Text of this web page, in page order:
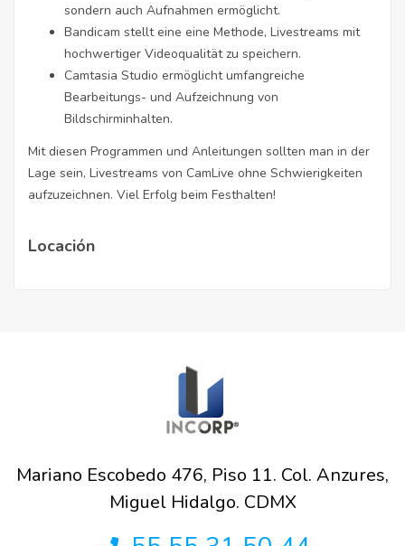
sondern auch Aufnahmen ermöglicht.
Bandicam stellt eine eine Methode, Livestreams mit
hochwertiger Videoqualität zu speichern.
Camtasia Studio ermöglicht umfangreiche
Bearbeitungs- und Aufzeichnung von
Bildschirminhalten.
Mit diesen Programmen und Anleitungen sollten man in der
Lage sein, Livestreams von CamLive ohne Schwierigkeiten
aufzuzeichnen. Viel Erfolg beim Festhalten!
Locación
Mariano Escobedo 476, Piso 11. Col. Anzures,
Miguel Hidalgo. CDMX